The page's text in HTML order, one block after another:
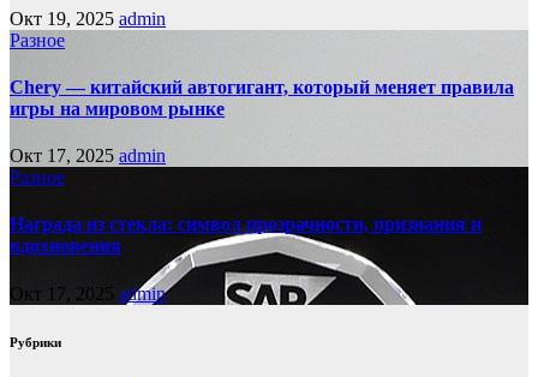
Окт 19, 2025 admin
Разное
Chery — китайский автогигант, который меняет правила
игры на мировом рынке
Окт 17, 2025 admin
Разное
Награда из стекла: символ прозрачности, признания и
вдохновения
Окт 17, 2025 admin
Рубрики